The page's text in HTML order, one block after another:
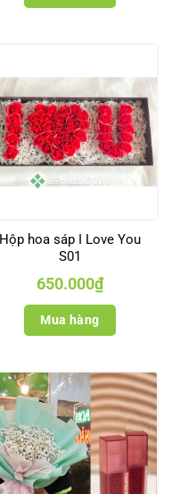
Hộp hoa sáp I Love You
S01
650.000₫
Mua hàng